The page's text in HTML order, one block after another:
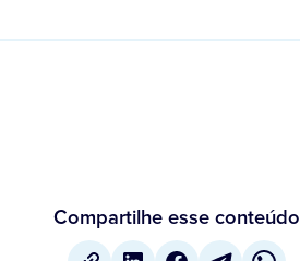
Compartilhe esse conteúdo